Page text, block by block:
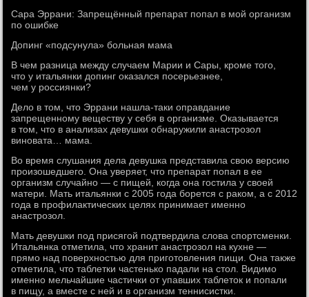
Сара Эррани: Запрещённый препарат попал в мой организм
по ошибке
Допинг «подсунула» больная мама
В чем разница между случаем Марии и Сары, кроме того,
что у итальянки допинг оказался посерьезнее,
чем у россиянки?
Дело в том, что Эррани нашла-таки оправдание
запрещенному веществу у себя в организме. Оказывается
в том, что в анализах девушки обнаружили анастрозол
виновата… мама.
Во время слушания дела девушка представила свою версию
произошедшего. Она уверяет, что препарат попал в ее
организм случайно — с пищей, когда она гостила у своей
матери. Мать итальянки с 2005 года борется с раком, а с 2012
года в профилактических целях принимает именно
анастрозол.
Мать девушки под присягой подтвердила слова спортсменки.
Итальянка отметила, что хранит анастрозол на кухне —
прямо над поверхностью для приготовления пищи. Она также
отметила, что таблетки частенько падали на стол. Видимо
именно мельчайшие частички от упавших таблеток и попали
в пищу, а вместе с ней и в организм теннисистки.